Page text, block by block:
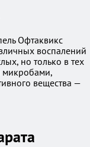
Офтаквикс
воспалений
но только в тех
микробами,
вещества —